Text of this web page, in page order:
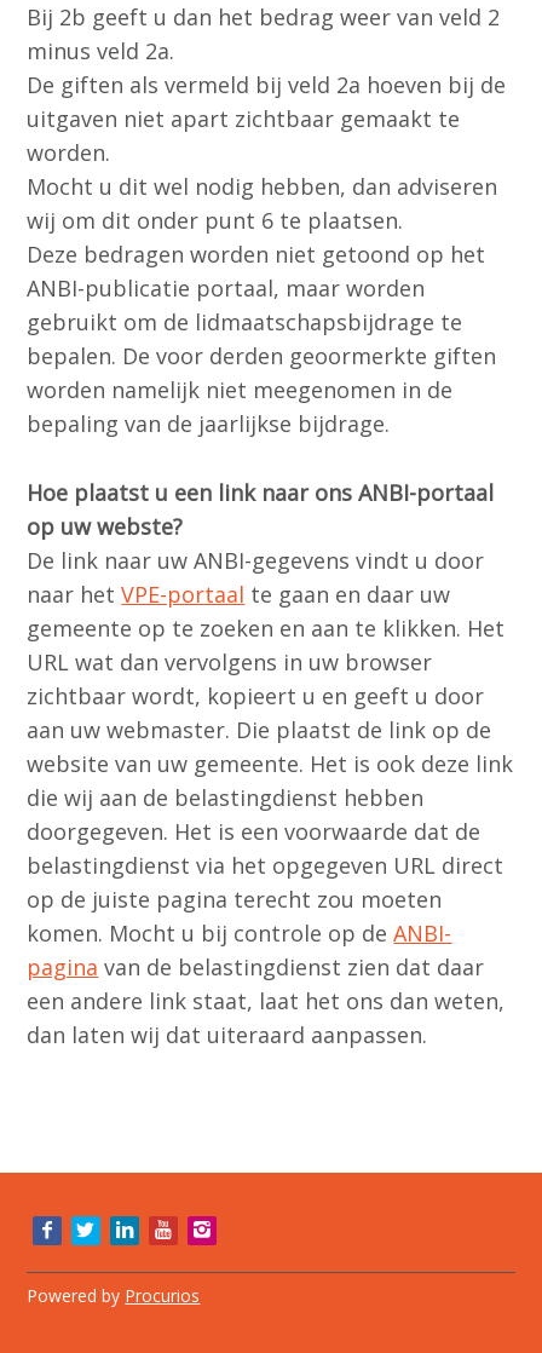
Bij 2b geeft u dan het bedrag weer van veld 2
minus veld 2a.
De giften als vermeld bij veld 2a hoeven bij de
uitgaven niet apart zichtbaar gemaakt te
worden.
Mocht u dit wel nodig hebben, dan adviseren
wij om dit onder punt 6 te plaatsen.
Deze bedragen worden niet getoond op het
ANBI-publicatie portaal, maar worden
gebruikt om de lidmaatschapsbijdrage te
bepalen. De voor derden geoormerkte giften
worden namelijk niet meegenomen in de
bepaling van de jaarlijkse bijdrage.
Hoe plaatst u een link naar ons ANBI-portaal
op uw webste?
De link naar uw ANBI-gegevens vindt u door
naar hetVPE-portaal te gaan en daar uw
gemeente op te zoeken en aan te klikken. Het
URL wat dan vervolgens in uw browser
zichtbaar wordt, kopieert u en geeft u door
aan uw webmaster. Die plaatst de link op de
website van uw gemeente. Het is ook deze link
die wij aan de belastingdienst hebben
doorgegeven. Het is een voorwaarde dat de
belastingdienst via het opgegeven URL direct
op de juiste pagina terecht zou moeten
komen. Mocht u bij controle op deANBI-
pagina van de belastingdienst zien dat daar
een andere link staat, laat het ons dan weten,
dan laten wij dat uiteraard aanpassen.
Bezoek
onze
pagina's:
Powered by Procurios